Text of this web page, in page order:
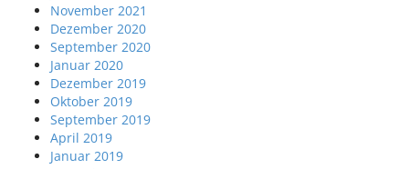
November 2021
Dezember 2020
September 2020
Januar 2020
Dezember 2019
Oktober 2019
September 2019
April 2019
Januar 2019